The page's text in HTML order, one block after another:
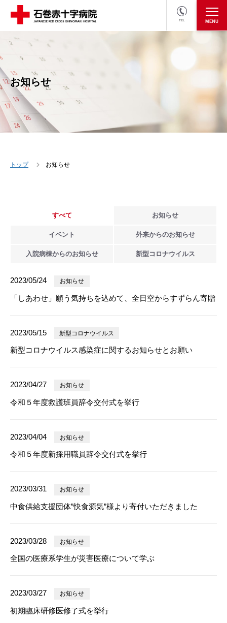
TEL
医療関係者の方
お知らせ
トップ お知らせ
すべて お知らせ
イベント 外来からのお知らせ
入院病棟からのお知らせ 新型 コロナウイルス
2023/05/24 お知らせ
「しあわせ」願う気持ちを込めて、全日空からすずらん寄贈
2023/05/15 新型コロナウイルス
新型コロナウイルス感染症に関するお知らせとお願い
2023/04/27 お知らせ
令和５年度救護班員辞令交付式を挙行
2023/04/04 お知らせ
令和５年度新採用職員辞令交付式を挙行
2023/03/31 お知らせ
中食供給支援団体”快食源気”様より寄付いただきました
2023/03/28 お知らせ
全国の医療系学生が災害医療について学ぶ
2023/03/27 お知らせ
初期臨床研修医修了式を挙行